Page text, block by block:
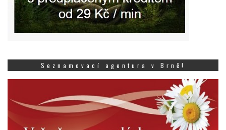
Seznamovací agentura v Brně!